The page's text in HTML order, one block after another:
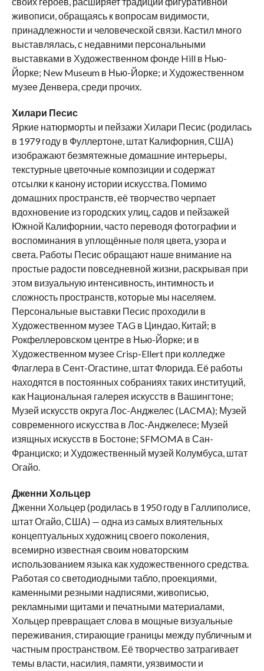
живописи, обращаясь к вопросам видимости,
принадлежности и человеческой связи. Кастил много
выставлялась, с недавними персональными
выставками в Художественном фонде Hill в Нью-
Йорке; New Museum в Нью-Йорке; и Художественном
музее Денвера, среди прочих.
Хилари Песис
Яркие натюрморты и пейзажи Хилари Песис (родилась
в 1979 году в Фуллертоне, штат Калифорния, США)
изображают безмятежные домашние интерьеры,
текстурные цветочные композиции и содержат
отсылки к канону истории искусства. Помимо
домашних пространств, её творчество черпает
вдохновение из городских улиц, садов и пейзажей
Южной Калифорнии, часто переводя фотографии и
воспоминания в уплощённые поля цвета, узора и
света. Работы Песис обращают наше внимание на
простые радости повседневной жизни, раскрывая при
этом визуальную интенсивность, интимность и
сложность пространств, которые мы населяем.
Персональные выставки Песис проходили в
Художественном музее TAG в Циндао, Китай; в
Рокфеллеровском центре в Нью-Йорке; и в
Художественном музее Crisp-Ellert при колледже
Флаглера в Сент-Огастине, штат Флорида. Её работы
находятся в постоянных собраниях таких институций,
как Национальная галерея искусств в Вашингтоне;
Музей искусств округа Лос-Анджелес (LACMA); Музей
современного искусства в Лос-Анджелесе; Музей
изящных искусств в Бостоне; SFMOMA в Сан-
Франциско; и Художественный музей Колумбуса, штат
Огайо.
Дженни Хольцер
Дженни Хольцер (родилась в 1950 году в Галлиполисе,
штат Огайо, США) — одна из самых влиятельных
концептуальных художниц своего поколения,
всемирно известная своим новаторским
использованием языка как художественного средства.
Работая со светодиодными табло, проекциями,
каменными резными надписями, живописью,
рекламными щитами и печатными материалами,
Хольцер превращает слова в мощные визуальные
переживания, стирающие границы между публичным и
частным пространством. Её творчество затрагивает
темы власти, насилия, памяти, уязвимости и